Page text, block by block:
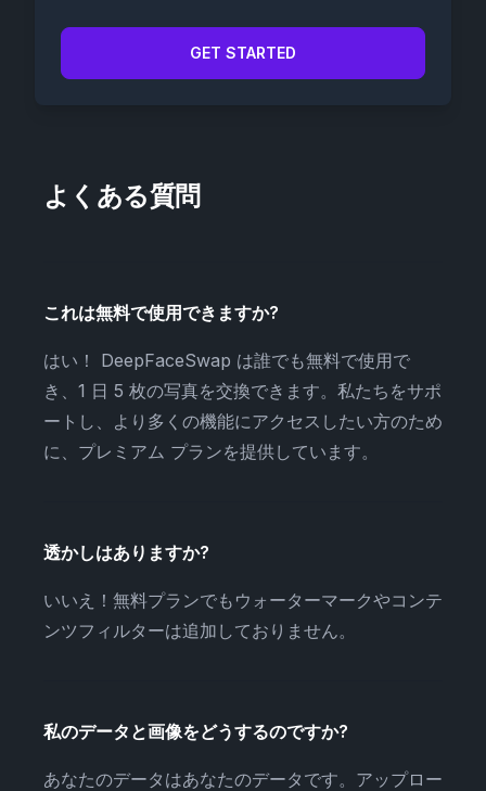
GET STARTED
よくある質問
これは無料で使用できますか?
はい！ DeepFaceSwap は誰でも無料で使用で
き、1 日 5 枚の写真を交換できます。私たちをサポ
ートし、より多くの機能にアクセスしたい方のため
に、プレミアム プランを提供しています。
透かしはありますか?
いいえ！無料プランでもウォーターマークやコンテ
ンツフィルターは追加しておりません。
私のデータと画像をどうするのですか?
あなたのデータはあなたのデータです。アップロー